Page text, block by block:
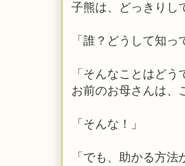
子熊は、どっきりし
「誰？どうして知っ
「そんなことはど
お前のお母さんは、
「そんな！」
「でも、助かる方